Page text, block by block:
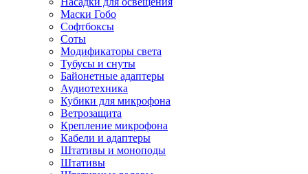
Маски Гобо
Софтбоксы
Соты
Модификаторы света
Тубусы и снуты
Байонетные адаптеры
Аудиотехника
Кубики для микрофона
Ветрозащита
Крепление микрофона
Кабели и адаптеры
Штативы и моноподы
Штативы